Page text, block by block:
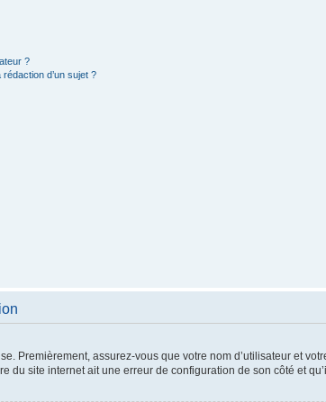
?
d’un sujet ?
Premièrement, assurez-vous que votre nom d’utilisateur et
du site internet ait une erreur de configuration de son côté et